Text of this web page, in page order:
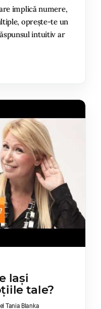
implică numere,
oprește-te un
intuitiv ar
lași
tale?
Tania Blanka